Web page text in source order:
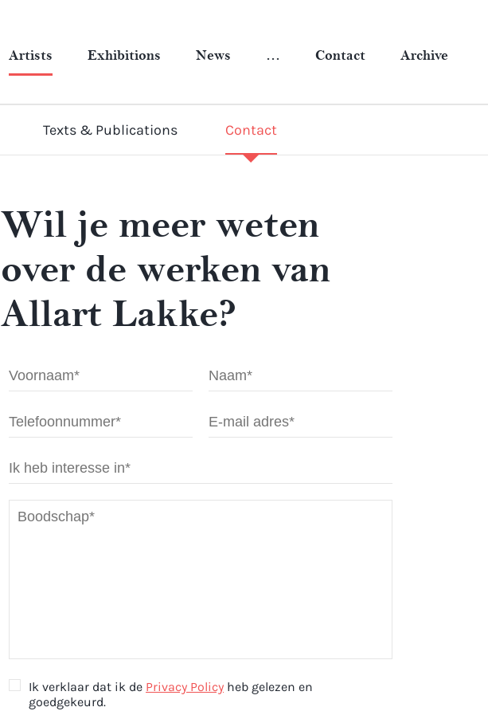
Artists Exhibitions News … Contact Archive
Texts & Publications Contact
Wil je meer weten
over de werken van
Allart Lakke?
Ik verklaar dat ik de Privacy Policy heb gelezen en
goedgekeurd.